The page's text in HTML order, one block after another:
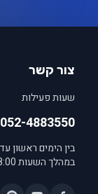
צור קשר
שעות פעילות
052-4883550
בין הימים ראשון
במהלך השעות 8:00 עד 18:00